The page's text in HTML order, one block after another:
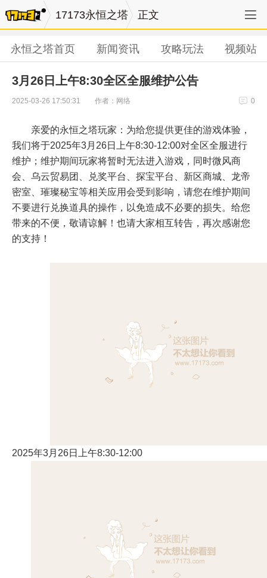
17173永恒之塔 正文
永恒之塔首页 新闻资讯 攻略玩法 视频站
3月26日上午8:30全区全服维护公告
2025-03-26 17:50:31 作者：网络 0
亲爱的永恒之塔玩家：为给您提供更佳的游戏体验，
我们将于2025年3月26日上午8:30-12:00对全区全服进行
维护；维护期间玩家将暂时无法进入游戏，同时微风商
会、乌云贸易团、兑奖平台、探宝平台、新区商城、龙帝
密室、璀璨秘宝等相关应用会受到影响，请您在维护期间
不要进行兑换道具的操作，以免造成不必要的损失。给您
带来的不便，敬请谅解！也请大家相互转告，再次感谢您
的支持！
2025年3月26日上午8:30-12:00